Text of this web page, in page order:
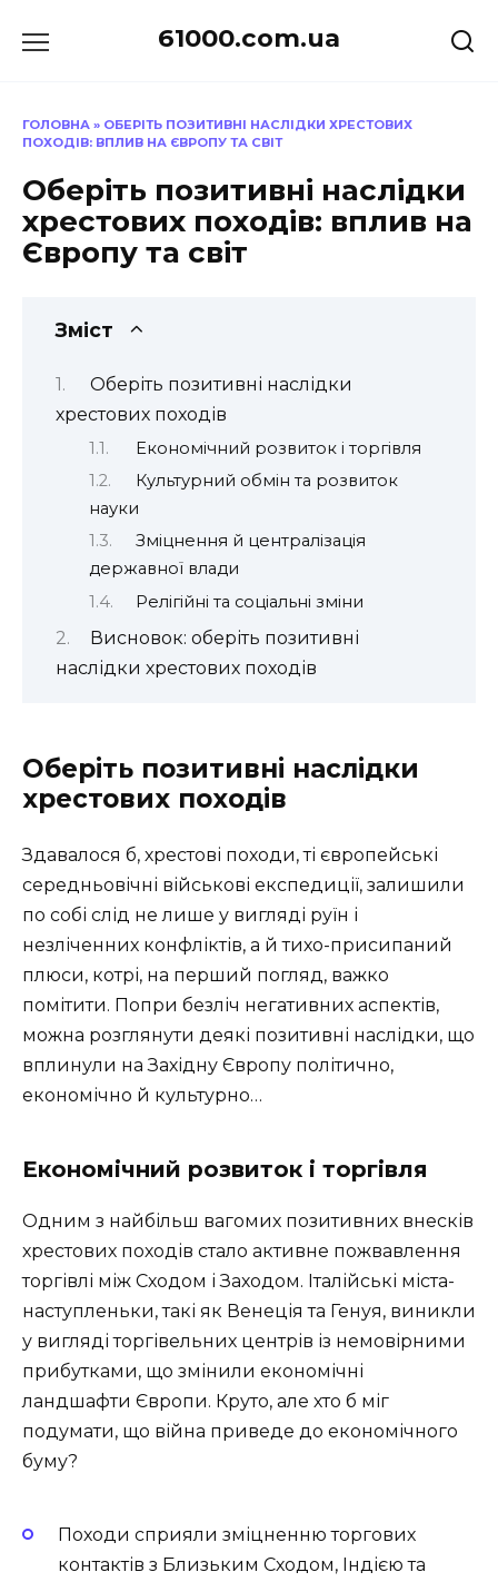
до
61000.com.ua
ГОЛОВНА » ОБЕРІТЬ ПОЗИТИВНІ НАСЛІДКИ ХРЕСТОВИХ
ПОХОДІВ: ВПЛИВ НА ЄВРОПУ ТА СВІТ
Оберіть позитивні наслідки
хрестових походів: вплив на
Європу та світ
Зміст
Оберіть позитивні наслідки
хрестових походів
Економічний розвиток і торгівля
Культурний обмін та розвиток
науки
Зміцнення й централізація
державної влади
Релігійні та соціальні зміни
Висновок: оберіть позитивні
наслідки хрестових походів
Оберіть позитивні наслідки
хрестових походів
Здавалося б, хрестові походи, ті європейські
середньовічні військові експедиції, залишили
по собі слід не лише у вигляді руїн і
незліченних конфліктів, а й тихо-присипаний
плюси, котрі, на перший погляд, важко
помітити. Попри безліч негативних аспектів,
можна розглянути деякі позитивні наслідки, що
вплинули на Західну Європу політично,
економічно й культурно…
Економічний розвиток і торгівля
Одним з найбільш вагомих позитивних внесків
хрестових походів стало активне пожвавлення
торгівлі між Сходом і Заходом. Італійські міста-
наступленьки, такі як Венеція та Генуя, виникли
у вигляді торгівельних центрів із немовірними
прибутками, що змінили економічні
ландшафти Європи. Круто, але хто б міг
подумати, що війна приведе до економічного
буму?
Походи сприяли зміцненню торгових
контактів з Близьким Сходом, Індією та